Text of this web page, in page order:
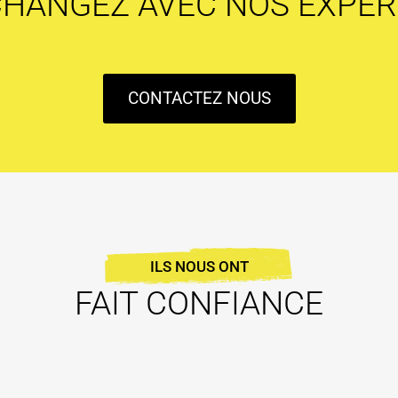
CONTACTEZ NOUS
ILS NOUS ONT
FAIT CONFIANCE